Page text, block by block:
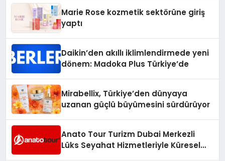
Marie Rose kozmetik sektörüne giriş
yaptı
Daikin’den akıllı iklimlendirmede yeni
dönem: Madoka Plus Türkiye’de
Mirabellix, Türkiye’den dünyaya
uzanan güçlü büyümesini sürdürüyor
Anato Tour Turizm Dubai Merkezli
Lüks Seyahat Hizmetleriyle Küresel